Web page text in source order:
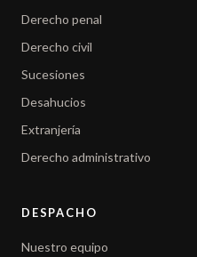
Derecho penal
Derecho civil
Sucesiones
Desahucios
Extranjería
Derecho administrativo
DESPACHO
Nuestro equipo